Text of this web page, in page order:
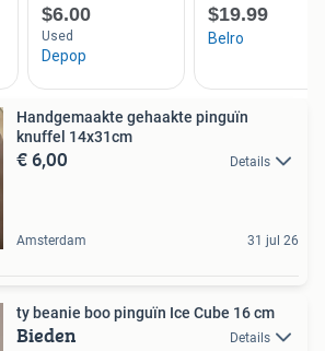
Handgemaakte gehaakte pinguïn
knuffel 14x31cm
€ 6,00 Details
Amsterdam 31 jul 26
ty beanie boo pinguïn Ice Cube 16 cm
Bieden Details